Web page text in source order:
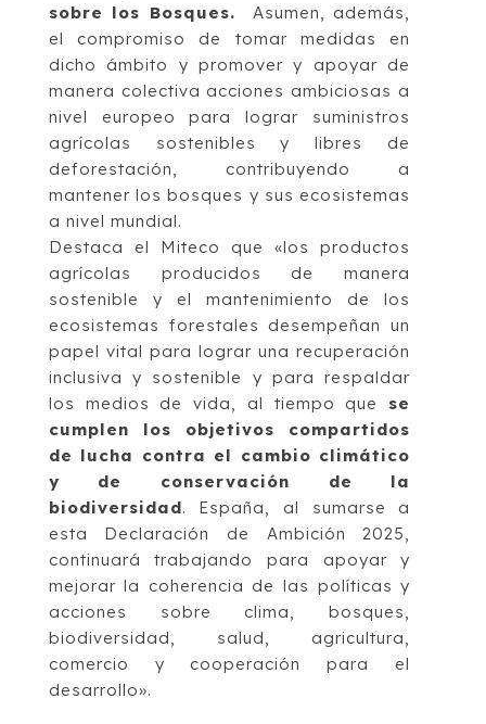
sobre los Bosques. Asumen, además,
el compromiso de tomar medidas en
dicho ámbito y promover y apoyar de
manera colectiva acciones ambiciosas a
nivel europeo para lograr suministros
agrícolas sostenibles y libres de
deforestación, contribuyendo a
mantener los bosques y sus ecosistemas
a nivel mundial.
Destaca el Miteco que «los productos
agrícolas producidos de manera
sostenible y el mantenimiento de los
ecosistemas forestales desempeñan un
papel vital para lograr una recuperación
inclusiva y sostenible y para respaldar
los medios de vida, al tiempo que se
cumplen los objetivos compartidos
de lucha contra el cambio climático
y de conservación de la
biodiversidad. España, al sumarse a
esta Declaración de Ambición 2025,
continuará trabajando para apoyar y
mejorar la coherencia de las políticas y
acciones sobre clima, bosques,
biodiversidad, salud, agricultura,
comercio y cooperación para el
desarrollo».